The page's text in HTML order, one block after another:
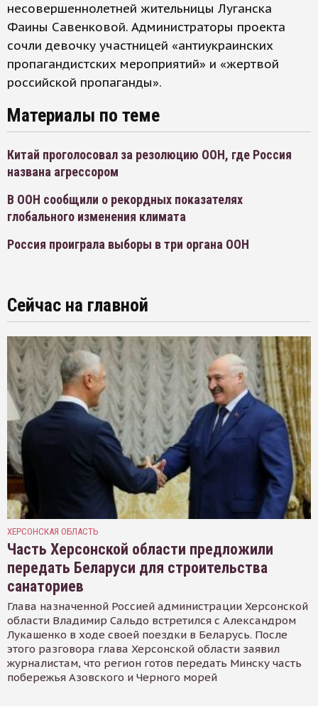
несовершеннолетней жительницы Луганска
Фаины Савенковой. Администраторы проекта
сочли девочку участницей «антиукраинских
пропагандистских мероприятий» и «жертвой
российской пропаганды».
Материалы по теме
Китай проголосовал за резолюцию ООН, где Россия
названа агрессором
В ООН сообщили о рекордных показателях
глобального изменения климата
Россия проиграла выборы в три органа ООН
Сейчас на главной
ХЕРСОНСКАЯ ОБЛАСТЬ
Часть Херсонской области предложили
передать Беларуси для строительства
санаториев
Глава назначенной Россией администрации Херсонской
области Владимир Сальдо встретился с Александром
Лукашенко в ходе своей поездки в Беларусь. После
этого разговора глава Херсонской области заявил
журналистам, что регион готов передать Минску часть
побережья Азовского и Черного морей